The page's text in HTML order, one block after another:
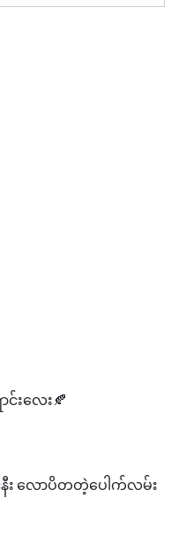
းလေး🍂
နီး လောပိတတဲ့ပေါက်လမ်း